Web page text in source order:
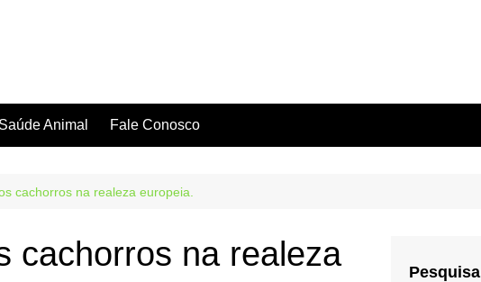
Animal Fale Conosco
cachorros na realeza europeia.
cachorros na realeza Pesquisa